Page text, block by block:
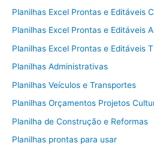
Planilhas Excel Prontas e Editáveis
Planilhas Excel Prontas e Editáveis
Planilhas Excel Prontas e Editáveis
Planilhas Administrativas
Planilhas Veículos e Transportes
Planilhas Orçamentos Projetos
Planilha de Construção e Reformas
Planilhas prontas para usar